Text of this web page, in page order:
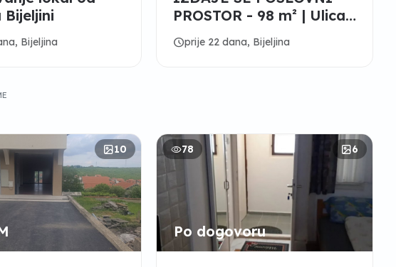
Bijeljini
Bijeljina
PROSTOR - 98 m² | Ulica
Miloša Obilića
scheduleprije 22 dana, Bijeljina
10 78 6
Po dogovoru